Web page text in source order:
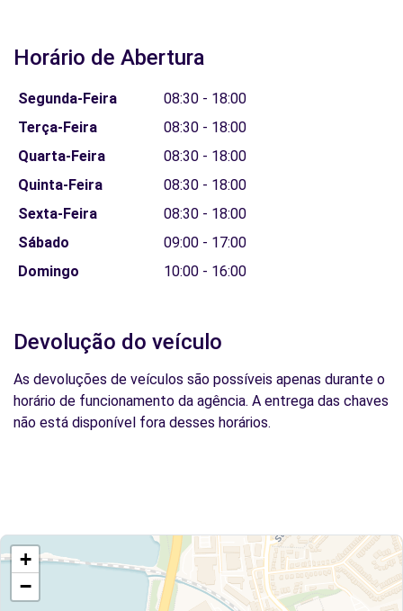
Horário de Abertura
Segunda-Feira
08:30 - 18:00
Terça-Feira
08:30 - 18:00
Quarta-Feira
08:30 - 18:00
Quinta-Feira
08:30 - 18:00
Sexta-Feira
08:30 - 18:00
Sábado
09:00 - 17:00
Domingo
10:00 - 16:00
Devolução do veículo
As devoluções de veículos são possíveis apenas durante o
horário de funcionamento da agência. A entrega das chaves
não está disponível fora desses horários.
+
−